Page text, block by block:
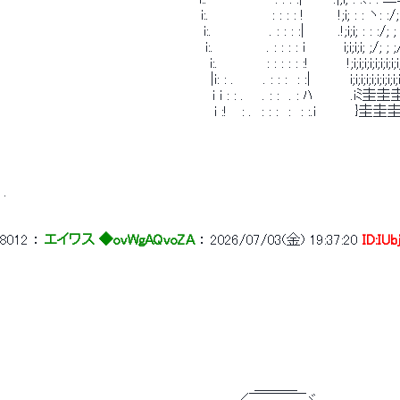
i:. 　　　　　　: : : : !　　　 !;i; : : ヽ: :/;
i:. 　　　　　 . : : : :|　　 　.!;i;i; : : :/; ;
i:. 　　　　　. : : : : i　　 　 i;i;i;i; ;/; ; ;/
i:.　　　　　: : : : : :!　　 　
|i: : .　　　. : : :　: :|　　　　i;i;i;i;i;i;i;i;i;i;i;
i i : : . 　 . : :　. : ﾊ　 　 　.iﾐ圭圭圭
i :!　 : .　: : :　:　: :.i　　　　}圭圭圭圭
8012 ： エイワス ◆ovWgAQvoZA ： 2026/07/03(金) 19:37:20